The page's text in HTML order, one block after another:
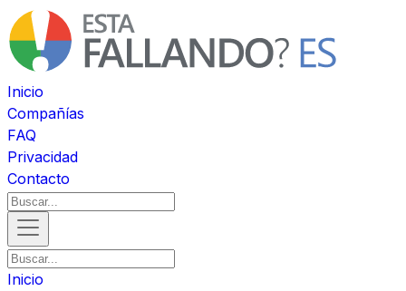
Inicio
Compañías
FAQ
Privacidad
Contacto
Inicio